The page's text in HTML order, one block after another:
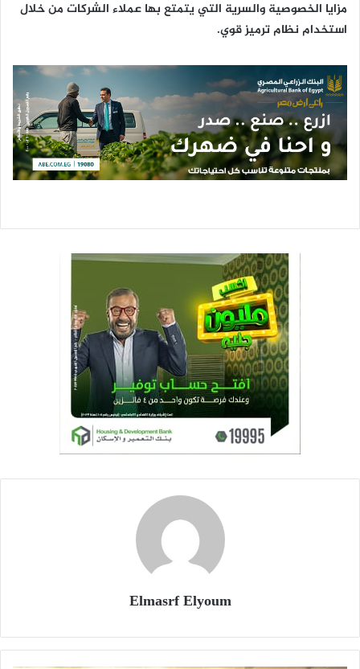
مزايا الخصوصية والسرية التي يتمتع بها عملاء الشركات من خلال
استخدام نظام ترميز قوي.
Elmasrf Elyoum